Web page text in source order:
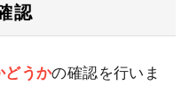
認
どうかの確認を行いま